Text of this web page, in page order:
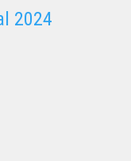
2024